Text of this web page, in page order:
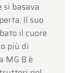
si basava
Il suo
il cuore
più di
MG B è